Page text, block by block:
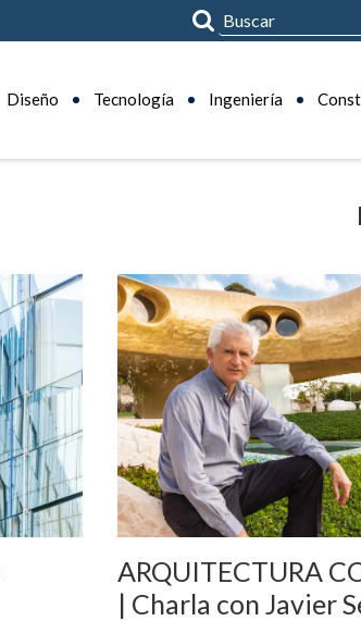
Diseño Tecnología Ingeniería
ARQUITECTURA
| Charla con Javier